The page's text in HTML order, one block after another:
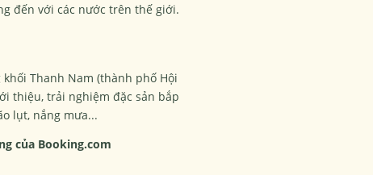
đến với các nước trên thế giới.
Thanh Nam (thành phố Hội
thiệu, trải nghiệm đặc sản bắp
lụt, nắng mưa...
của Booking.com